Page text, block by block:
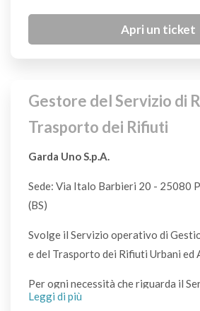
Bigiotteria
Blister per pastiglie
S
NO
Bombolette metalliche
VL
Bombolette spray con
Apri un ticket
Gestore del Servizio di
Trasporto dei Rifiuti
Garda Uno S.p.A.
Sede: Via Italo Barbieri 20 - 25080
(BS)
Svolge il Servizio operativo di
e del Trasporto dei Rifiuti Urbani ed
Per ogni necessità che riguarda il
utilizzare il sistema di supporto
Leggi di più